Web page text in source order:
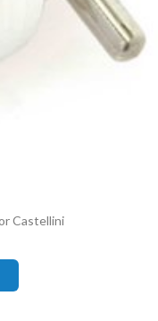
Castellini